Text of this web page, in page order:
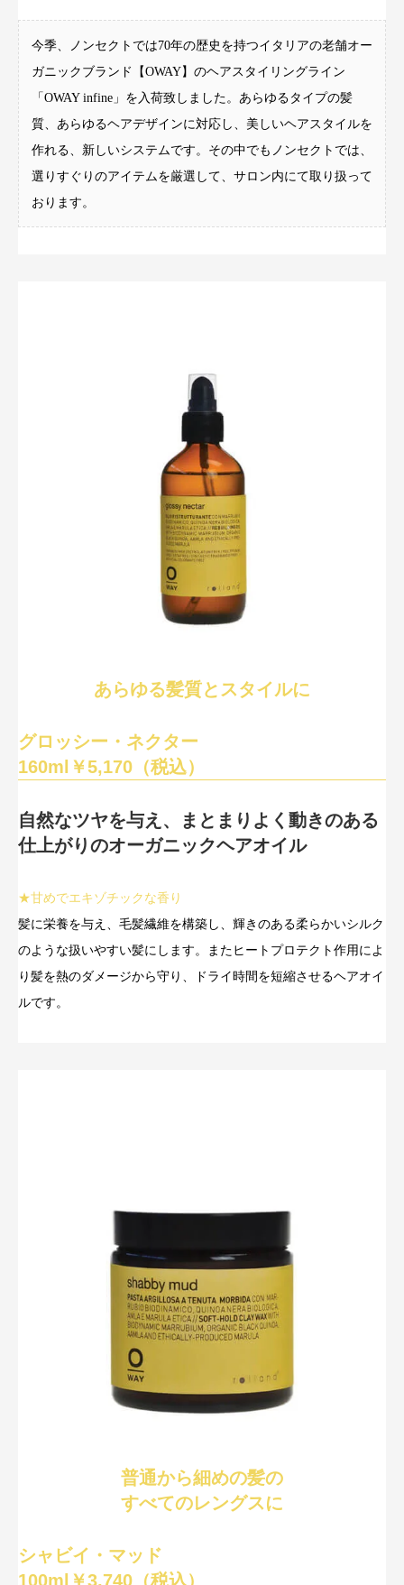
今季、ノンセクトでは70年の歴史を持つイタリアの老舗オー
ガニックブランド【OWAY】のヘアスタイリングライン
「OWAY infine」を入荷致しました。あらゆるタイプの髪
質、あらゆるヘアデザインに対応し、美しいヘアスタイルを
作れる、新しいシステムです。 その中でもノンセクトでは、
選りすぐりのアイテムを厳選して、サロン内にて取り扱って
おります。
あらゆる髪質とスタイルに
グロッシー・ネクター
160ml￥5,170（税込）
自然なツヤを与え、まとまりよく動きのある
仕上がりのオーガニックヘアオイル
★甘めでエキゾチックな香り
髪に栄養を与え、毛髪繊維を構築し、輝きのある柔らかいシルク
のような扱いやすい髪にします。またヒートプロテクト作用によ
り髪を熱のダメージから守り、ドライ時間を短縮させるヘアオイ
ルです。
普通から細めの髪の
すべてのレングスに
シャビイ・マッド
100ml￥3,740（税込）